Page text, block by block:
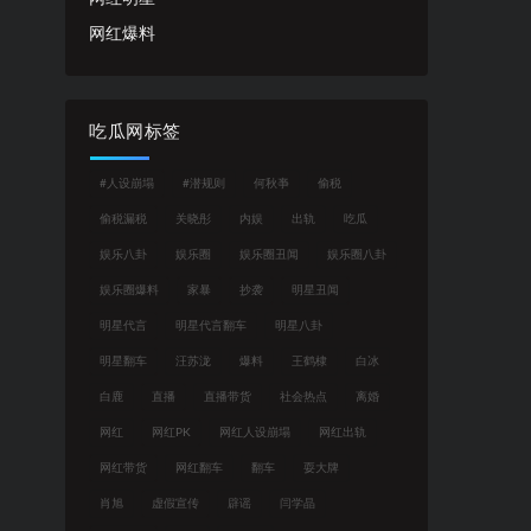
网红爆料
吃瓜网标签
#人设崩塌 #潜规则 何秋亊 偷税
偷税漏税 关晓彤 内娱 出轨 吃瓜
娱乐八卦 娱乐圈 娱乐圈丑闻 娱乐圈八卦
娱乐圈爆料 家暴 抄袭 明星丑闻
明星代言 明星代言翻车 明星八卦
明星翻车 汪苏泷 爆料 王鹤棣 白冰
白鹿 直播 直播带货 社会热点 离婚
网红 网红PK 网红人设崩塌 网红出轨
网红带货 网红翻车 翻车 耍大牌
肖旭 虚假宣传 辟谣 闫学晶